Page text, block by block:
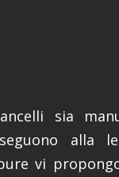
sia
alla
vi